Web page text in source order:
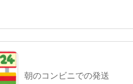
朝のコンビニでの発送